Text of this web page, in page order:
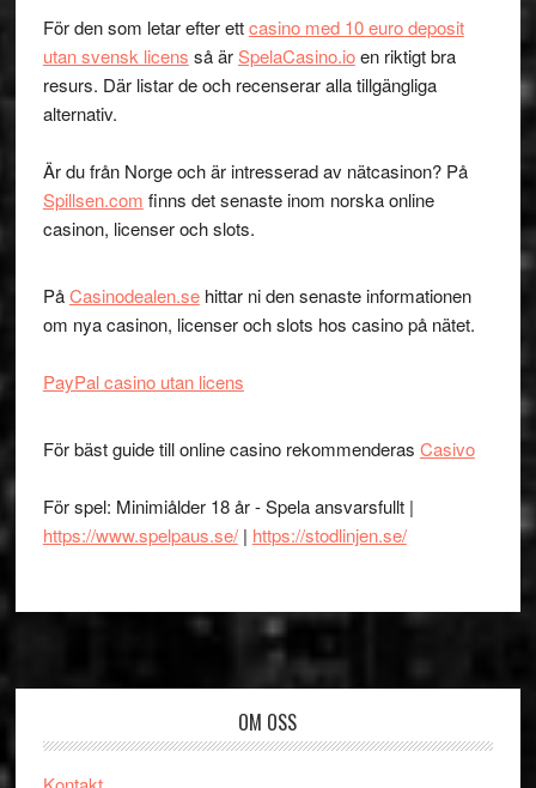
För den som letar efter ettcasino med 10 euro deposit
utan svensk licens så ärSpelaCasino.ioen riktigt bra
resurs. Där listar de och recenserar alla tillgängliga
alternativ.
Är du från Norge och är intresserad av nätcasinon? På
Spillsen.com finns det senaste inom norska online
casinon, licenser och slots.
PåCasinodealen.sehittar ni den senaste informationen
om nya casinon, licenser och slots hos casino på nätet.
PayPal casino utan licens
För bäst guide till online casino rekommenderas Casivo
För spel: Minimiålder 18 år - Spela ansvarsfullt |
https://www.spelpaus.se/| https://stodlinjen.se/
OM OSS